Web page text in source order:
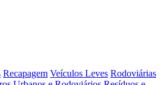
Recapagem Veículos Leves Rodoviárias